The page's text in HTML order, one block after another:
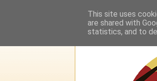
This site uses
are shared with
statistics, and to